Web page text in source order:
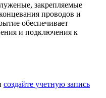
закрепляемые
проводов и
обеспечивает
и подключения к
создайте учетную запись